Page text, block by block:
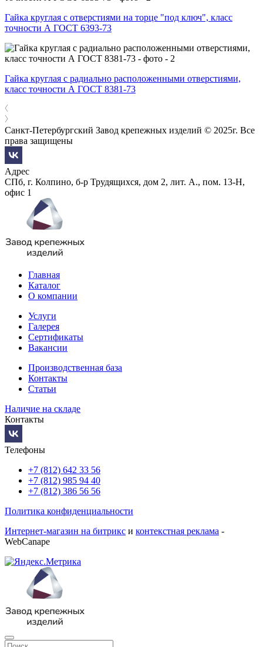
Гайка круглая с отверстиями на торце "под ключ", класс
точности А ГОСТ 6393-73
Гайка круглая с радиально расположенными отверстиями,
класс точности А ГОСТ 8381-73
Санкт-Петербургский Завод крепежных изделий © 2025г. Все
права защищены
Адрес
СПб, г. Колпино, б-р Трудящихся, дом 2, лит. А., пом. 13-Н,
офис 1
Главная
Каталог
О компании
Услуги
Галерея
Сертификаты
Вакансии
Производственная база
Контакты
Статьи
Наличие на складе
Контакты
Телефоны
+7 (812) 642 33 56
+7 (812) 985 94 40
+7 (812) 386 56 56
Политика конфиденциальности
Интернет-магазин на битрикс и контекстная реклама -
WebCanape